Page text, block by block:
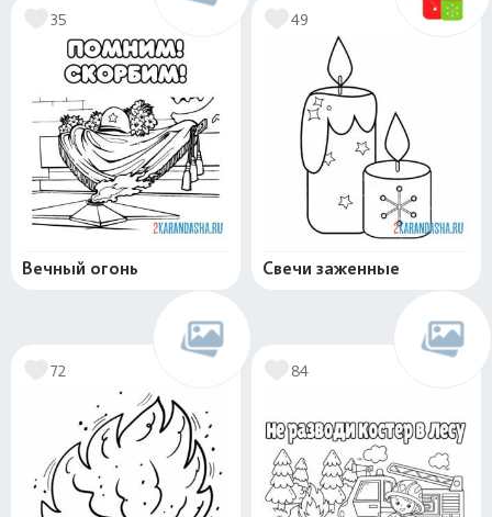
35
Вечный огонь
49
Свечи заженные
72 84